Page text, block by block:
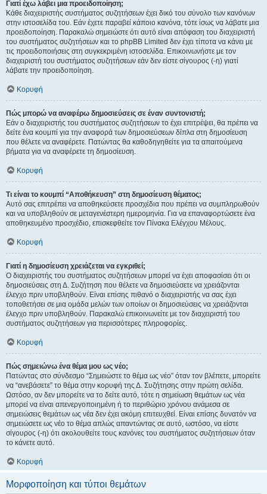
Γιατί έχω λάβει μια προειδοποίηση;
Κάθε διαχειριστής συστήματος συζητήσεων έχει δικό του σύνολο των κανόνων
στην ιστοσελίδα του. Εάν έχετε παραβεί κάποιο κανόνα, τότε ίσως να λάβατε μια
προειδοποίηση. Παρακαλώ σημειώστε ότι αυτό είναι απόφαση του διαχειριστή
του συστήματος συζητήσεων και το phpBB Limited δεν έχει τίποτα να κάνει με
τις προειδοποιήσεις στη συγκεκριμένη ιστοσελίδα. Επικοινωνήστε με τον
διαχειριστή του συστήματος συζητήσεων εάν δεν είστε σίγουρος (-η) γιατί
λάβατε την προειδοποίηση.
Κορυφή
Πώς μπορώ να αναφέρω δημοσιεύσεις σε έναν συντονιστή;
Εάν ο διαχειριστής του συστήματος συζητήσεων το έχει επιτρέψει, θα πρέπει να
δείτε ένα κουμπί για την αναφορά των δημοσιεύσεων δίπλα στη δημοσίευση
που θέλετε να αναφέρετε. Πατώντας θα καθοδηγηθείτε για τα απαιτούμενα
βήματα για να αναφέρετε τη δημοσίευση.
Κορυφή
Τι είναι το κουμπί “Αποθήκευση” στη δημοσίευση θέματος;
Αυτό σας επιτρέπει να αποθηκεύσετε προσχέδια που πρέπει να συμπληρωθούν
και να υποβληθούν σε μεταγενέστερη ημερομηνία. Για να επαναφορτώσετε ένα
αποθηκευμένο προσχέδιο, επισκεφθείτε τον Πίνακα Ελέγχου Μέλους.
Κορυφή
Γιατί η δημοσίευση χρειάζεται να εγκριθεί;
Ο διαχειριστής του συστήματος συζητήσεων μπορεί να έχει αποφασίσει ότι οι
δημοσιεύσεις στη Δ. Συζήτηση που θέλετε να δημοσιεύσετε να χρειάζονται
έλεγχο πριν υποβληθούν. Είναι επίσης πιθανό ο διαχειριστής να σας έχει
τοποθετήσει σε μια ομάδα μελών των οποίων οι δημοσιεύσεις να χρειάζονται
έλεγχο πριν υποβληθούν. Παρακαλώ επικοινωνείτε με τον διαχειριστή του
συστήματος συζητήσεων για περισσότερες πληροφορίες.
Κορυφή
Πώς σημειώνω ένα θέμα μου ως νέο;
Πατώντας στο σύνδεσμο “Σημειώστε το θέμα ως νέο” όταν τον βλέπετε, μπορείτε
να “ανεβάσετε” το θέμα στην κορυφή της Δ. Συζήτησης στην πρώτη σελίδα.
Ωστόσο, αν δεν μπορείτε να το δείτε αυτό, τότε η σημείωση θεμάτων ως νέα
μπορεί να είναι απενεργοποιημένη ή το περιθώριο χρόνου ανάμεσα σε
σημειώσεις θεμάτων ως νέα δεν έχει ακόμη επιτευχθεί. Είναι επίσης δυνατόν να
σημειώσετε ως νέο το θέμα απλώς απαντώντας σε αυτό, ωστόσο, να είστε
σίγουρος (-η) ότι ακολουθείτε τους κανόνες του συστήματος συζητήσεων όταν
το κάνετε αυτό.
Κορυφή
Μορφοποίηση και τύποι θεμάτων